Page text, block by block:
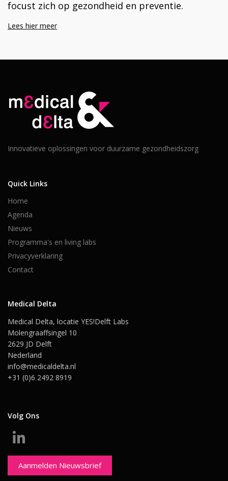
focust zich op gezondheid en preventie.
Lees hier meer
Innovatieve oplossingen voor duurzame gezondheidszorg
Quick Links
Home
Agenda
Nieuws
Programma's en living labs
Privacyverklaring
Contact
Medical Delta
Medical Delta, locatie YES!Delft Labs
Molengraaffsingel 10
2629 JD Delft
Nederland
info@medicaldelta.nl
+31 (0)6 2492 8919
Volg Ons
Aanmelden Nieuwsbrief